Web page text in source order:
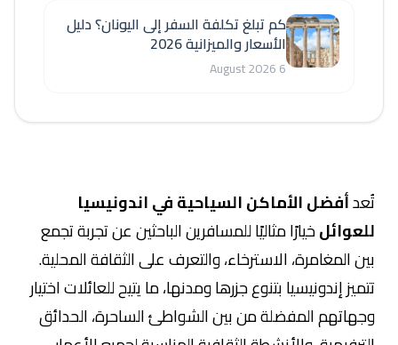
تُعدأفضل الأماكن السياحية في اندونيسيا
للعوائلخيارًا مثاليًا للمسافرين الباحثين عن تجربة تجمع
بين المغامرة، الاسترخاء، والتعرف على الثقافة المحلية.
تتميز إندونيسيا بتنوع جزرها ومدنها، ما يتيح للعائلات اختيار
وجهاتهم المفضلة من بين الشواطئ الساحرة، الحدائق
كم تبلغ تكلفة السفر إلى اليونان؟ دليل
الأسعار والميزانية 2026
6 August 2026